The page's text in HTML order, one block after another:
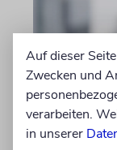
LONDON
Auf dieser
Zwecken und
verarbeiten.
in unserer